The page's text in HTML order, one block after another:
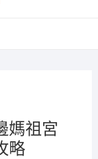
媽祖宮
略